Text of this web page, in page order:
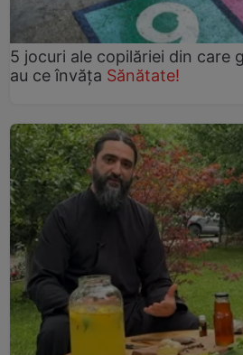
5 jocuri ale copilăriei din care
au ce învăța Sănătate!